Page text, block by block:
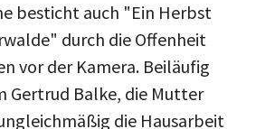
besticht auch "Ein Herbst
durch die Offenheit
vor der Kamera. Beiläufig
Gertrud Balke, die Mutter
die Hausarbeit